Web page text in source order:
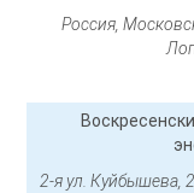
Россия,
2-я ул. Куйбышева,